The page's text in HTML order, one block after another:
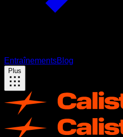
EntraînementsBlog
Plus